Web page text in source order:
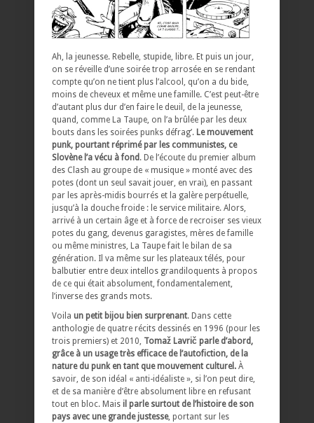
Ah, la jeunesse. Rebelle, stupide, libre. Et puis un jour,
on se réveille d’une soirée trop arrosée en se rendant
compte qu’on ne tient plus l’alcool, qu’on a du bide,
moins de cheveux et même une famille. C’est peut-être
d’autant plus dur d’en faire le deuil, de la jeunesse,
quand, comme La Taupe, on l’a brûlée par les deux
bouts dans les soirées punks défrag’. Le mouvement
punk, pourtant réprimé par les communistes, ce
Slovène l’a vécu à fond . De l’écoute du premier album
des Clash au groupe de « musique » monté avec des
potes (dont un seul savait jouer, en vrai), en passant
par les après-midis bourrés et la galère perpétuelle,
jusqu’à la douche froide : le service militaire. Alors,
arrivé à un certain âge et à force de recroiser ses vieux
potes du gang, devenus garagistes, mères de famille
ou même ministres, La Taupe fait le bilan de sa
génération. Il va même sur les plateaux télés, pour
balbutier entre deux intellos grandiloquents à propos
de ce qui était absolument, fondamentalement,
l’inverse des grands mots.
Voila un petit bijou bien surprenant. Dans cette
anthologie de quatre récits dessinés en 1996 (pour les
trois premiers) et 2010, Tomaž Lavrič parle d’abord,
grâce à un usage très efficace de l’autofiction, de la
nature du punk en tant que mouvement culturel. À
savoir, de son idéal « anti-idéaliste », si l’on peut dire,
et de sa manière d’être absolument libre en refusant
tout en bloc. Mais il parle surtout de l’histoire de son
pays avec une grande justesse, portant sur les